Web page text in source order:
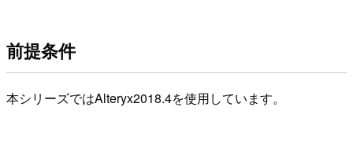
前提条件
本シリーズではAlteryx2018.4を使用しています。